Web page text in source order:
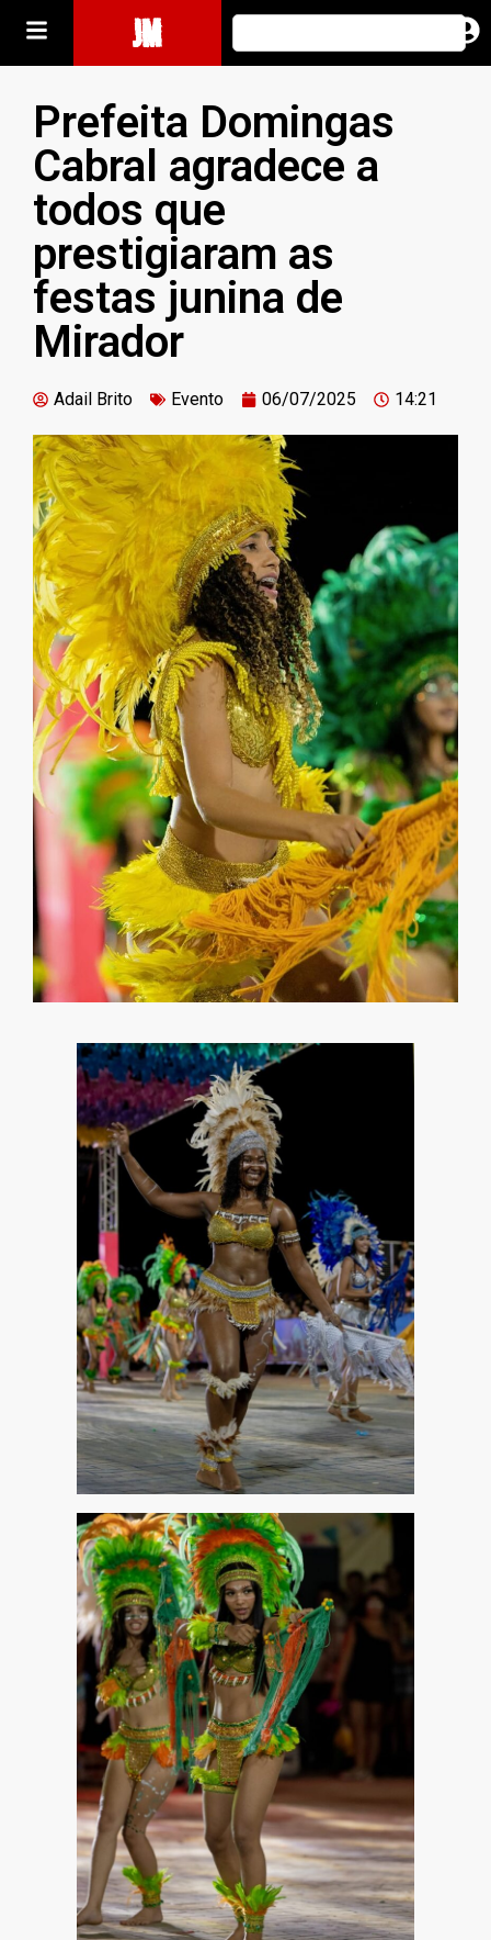
JM
Prefeita Domingas
Cabral agradece a
todos que
prestigiaram as
festas junina de
Mirador
Adail Brito Evento 06/07/2025 14:21